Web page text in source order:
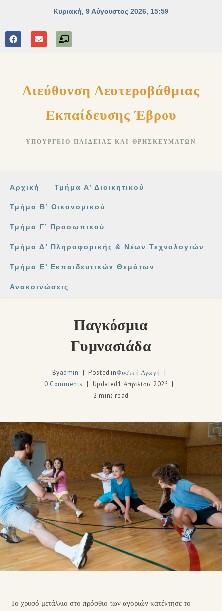
Διεύθυνση Δευτεροβάθμιας
Εκπαίδευσης Έβρου
ΥΠΟΥΡΓΕΊΟ ΠΑΙΔΕΊΑΣ ΚΑΙ ΘΡΗΣΚΕΥΜΆΤΩΝ
Αρχική Τμήμα Α’ Διοικητικού
Τμήμα Β’ Οικονομικού
Τμήμα Γ’ Προσωπικού
Τμήμα Δ’ Πληροφορικής & Νέων Τεχνολογιών
Τμήμα Ε’ Εκπαιδευτικών Θεμάτων
Ανακοινώσεις
Παγκόσμια
Γυμνασιάδα
Byadmin Posted inΦυσική Αγωγή
0 Comments
Updated1 Απριλίου, 2025
2 mins read
Το χρυσό μετάλλιο στο πρόσθιο των αγοριών κατέκτησε το